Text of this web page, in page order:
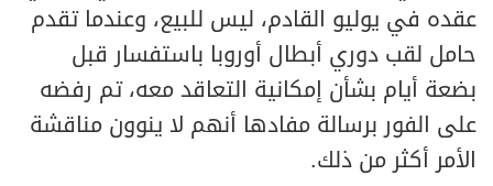
عقده في يوليو القادم، ليس للبيع، وعندما تقدم
حامل لقب دوري أبطال أوروبا باستفسار قبل
بضعة أيام بشأن إمكانية التعاقد معه، تم رفضه
على الفور برسالة مفادها أنهم لا ينوون مناقشة
الأمر أكثر من ذلك.